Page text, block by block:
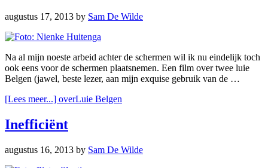
augustus 17, 2013 by Sam De Wilde
Na al mijn noeste arbeid achter de schermen wil ik nu eindelijk toch
ook eens voor de schermen plaatsnemen. Een film over twee luie
Belgen (jawel, beste lezer, aan mijn exquise gebruik van de …
[Lees meer...] overLuie Belgen
Inefficiënt
augustus 16, 2013 by Sam De Wilde